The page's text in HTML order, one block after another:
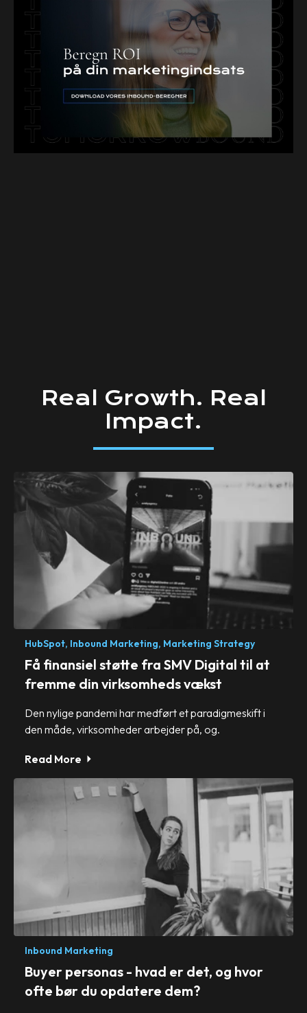
Real Growth. Real
Impact.
HubSpot, Inbound Marketing, Marketing Strategy
Få finansiel støtte fra SMV Digital til at
fremme din virksomheds vækst
Den nylige pandemi har medført et paradigmeskift i
den måde, virksomheder arbejder på, og.
Read More
Inbound Marketing
Buyer personas - hvad er det, og hvor
ofte bør du opdatere dem?